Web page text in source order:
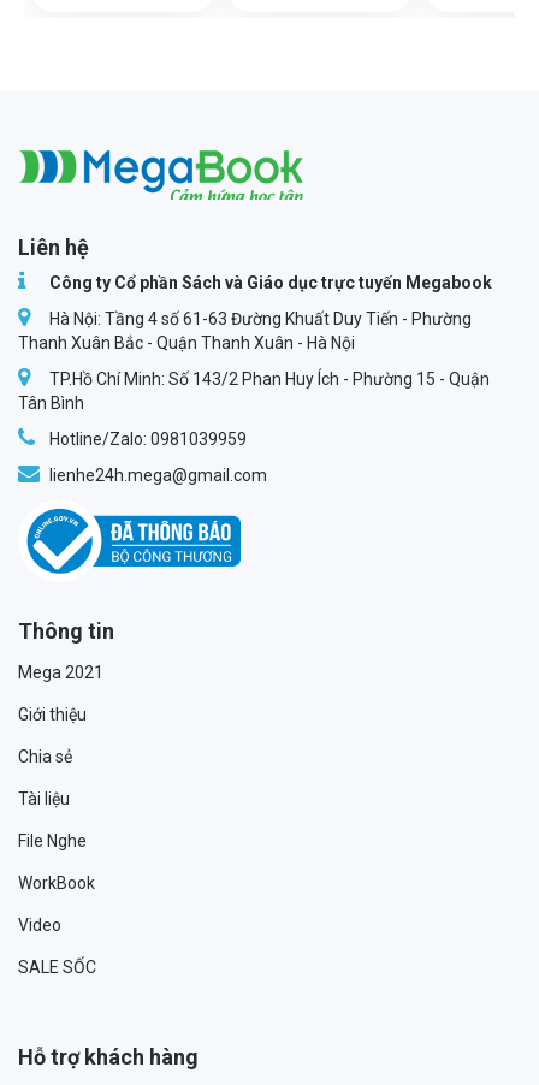
Liên hệ
Công ty Cổ phần Sách và Giáo dục trực tuyến Megabook
Hà Nội: Tầng 4 số 61-63 Đường Khuất Duy Tiến - Phường
Thanh Xuân Bắc - Quận Thanh Xuân - Hà Nội
TP.Hồ Chí Minh: Số 143/2 Phan Huy Ích - Phường 15 - Quận
Tân Bình
Hotline/Zalo: 0981039959
lienhe24h.mega@gmail.com
Thông tin
Mega 2021
Giới thiệu
Chia sẻ
Tài liệu
File Nghe
WorkBook
Video
SALE SỐC
Hỗ trợ khách hàng